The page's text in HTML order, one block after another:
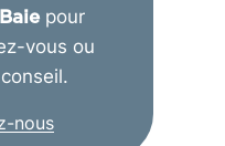
pour
vous ou
nous